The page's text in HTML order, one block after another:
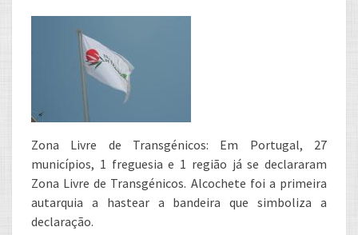
Zona Livre de Transgénicos: Em Portugal, 27
municípios, 1 freguesia e 1 região já se declararam
Zona Livre de Transgénicos. Alcochete foi a primeira
autarquia a hastear a bandeira que simboliza a
declaração.